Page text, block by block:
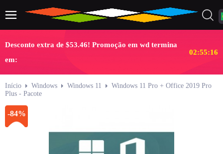
Desconto extra de $53.46! Promoção em wd termina
em:
02:55:15
Início Windows Windows 11
Windows 11 Pro + Office 2019 Pro
Plus - Pacote
-84%